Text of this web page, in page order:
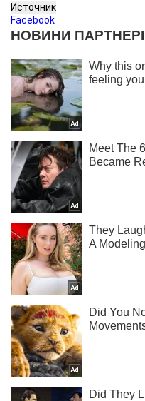
Источник
Facebook